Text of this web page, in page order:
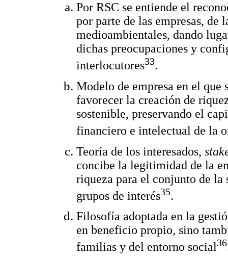
Por RSC se entiende el
por parte de las empresas, de
medioambientales, dando
dichas preocupaciones y
interlocutores33.
Modelo de empresa en el
favorecer la creación de
sostenible, preservando el
financiero e intelectual de la
Teoría de los interesados,
concibe la legitimidad de la
riqueza para el conjunto de la
grupos de interés35.
Filosofía adoptada en la
en beneficio propio, sino
familias y del entorno social36